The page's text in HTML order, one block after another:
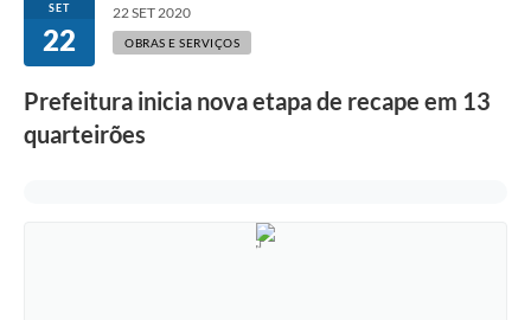
Transparência
Contratos
SET
22
22 SET 2020
OBRAS E SERVIÇOS
Prefeitura inicia nova etapa de recape em 13
quarteirões